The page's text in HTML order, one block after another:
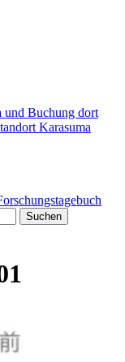
und Buchung dort
Karasuma